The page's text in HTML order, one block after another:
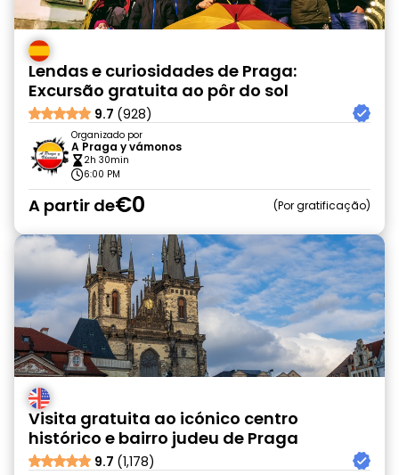
Lendas e curiosidades de Praga:
Excursão gratuita ao pôr do sol
9.7 (928)
Organizado por
A Praga y vámonos
2h 30min
6:00 PM
A partir de€0 Por gratificação
Visita gratuita ao icónico centro
histórico e bairro judeu de Praga
9.7 (1,178)